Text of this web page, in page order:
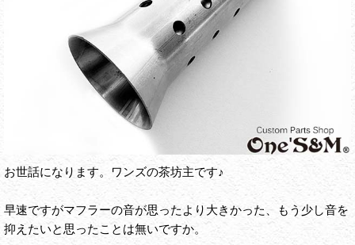
お世話になります。ワンズの茶坊主です♪
早速ですがマフラーの音が思ったより大きかった、もう少し音を
抑えたいと思ったことは無いですか。